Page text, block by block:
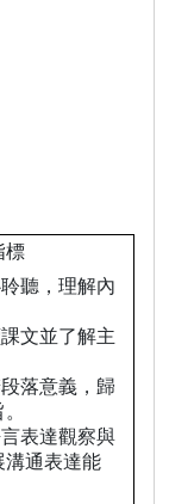
標
聽，理解內
文並了解主
落意義，歸
表達觀察與
溝通表達能